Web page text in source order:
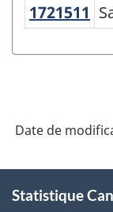
Variante
2017
2.0
-
1721511
Date de
propos
Statistique